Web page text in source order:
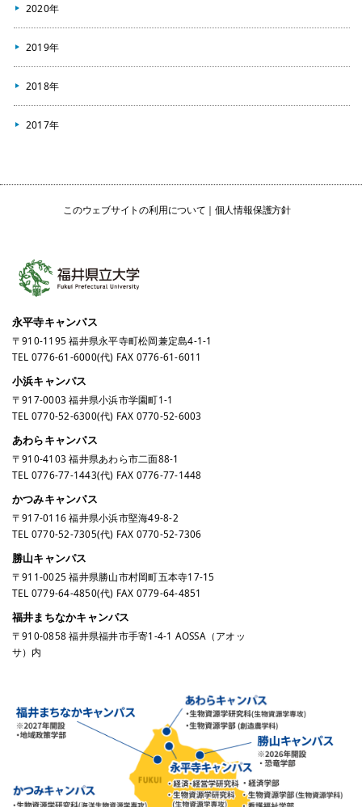
2020年
2019年
2018年
2017年
このウェブサイトの利用について 個人情報保護方針
永平寺キャンパス
〒910-1195 福井県永平寺町松岡兼定島4-1-1
TEL 0776-61-6000(代) FAX 0776-61-6011
小浜キャンパス
〒917-0003 福井県小浜市学園町1-1
TEL 0770-52-6300(代) FAX 0770-52-6003
あわらキャンパス
〒910-4103 福井県あわら市二面88-1
TEL 0776-77-1443(代) FAX 0776-77-1448
かつみキャンパス
〒917-0116 福井県小浜市堅海49-8-2
TEL 0770-52-7305(代) FAX 0770-52-7306
勝山キャンパス
〒911-0025 福井県勝山市村岡町五本寺17-15
TEL 0779-64-4850(代) FAX 0779-64-4851
福井まちなかキャンパス
〒910-0858 福井県福井市手寄1-4-1 AOSSA（アオッ
サ）内